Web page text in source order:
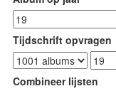
Tijdschrift opvragen
Combineer lijsten